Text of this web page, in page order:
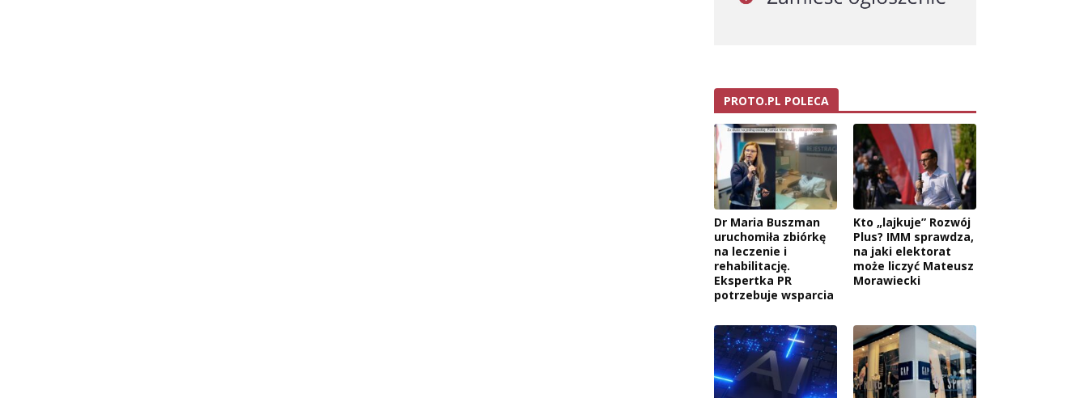
PROTO.PL POLECA
Dr Maria Buszman
uruchomiła zbiórkę
na leczenie i
rehabilitację.
Ekspertka PR
potrzebuje wsparcia
Kto „lajkuje” Rozwój
Plus? IMM sprawdza,
na jaki elektorat
może liczyć Mateusz
Morawiecki